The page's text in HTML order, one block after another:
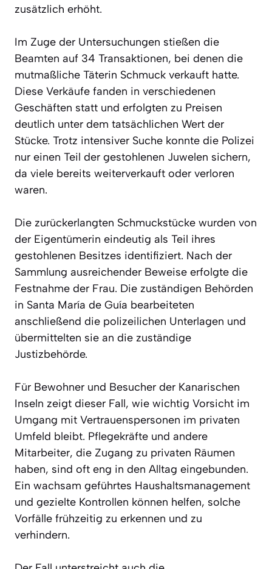
zusätzlich erhöht.
Im Zuge der Untersuchungen stießen die
Beamten auf 34 Transaktionen, bei denen die
mutmaßliche Täterin Schmuck verkauft hatte.
Diese Verkäufe fanden in verschiedenen
Geschäften statt und erfolgten zu Preisen
deutlich unter dem tatsächlichen Wert der
Stücke. Trotz intensiver Suche konnte die Polizei
nur einen Teil der gestohlenen Juwelen sichern,
da viele bereits weiterverkauft oder verloren
waren.
Die zurückerlangten Schmuckstücke wurden von
der Eigentümerin eindeutig als Teil ihres
gestohlenen Besitzes identifiziert. Nach der
Sammlung ausreichender Beweise erfolgte die
Festnahme der Frau. Die zuständigen Behörden
in Santa María de Guía bearbeiteten
anschließend die polizeilichen Unterlagen und
übermittelten sie an die zuständige
Justizbehörde.
Für Bewohner und Besucher der Kanarischen
Inseln zeigt dieser Fall, wie wichtig Vorsicht im
Umgang mit Vertrauenspersonen im privaten
Umfeld bleibt. Pflegekräfte und andere
Mitarbeiter, die Zugang zu privaten Räumen
haben, sind oft eng in den Alltag eingebunden.
Ein wachsam geführtes Haushaltsmanagement
und gezielte Kontrollen können helfen, solche
Vorfälle frühzeitig zu erkennen und zu
verhindern.